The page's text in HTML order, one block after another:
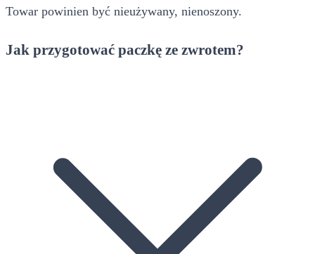
Towar powinien być nieużywany, nienoszony.
Jak przygotować paczkę ze zwrotem?